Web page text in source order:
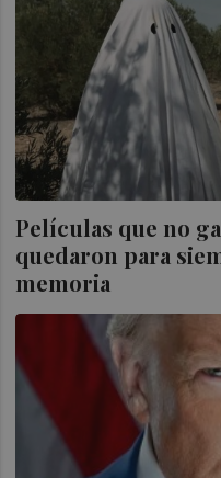
Películas que no
quedaron para
memoria